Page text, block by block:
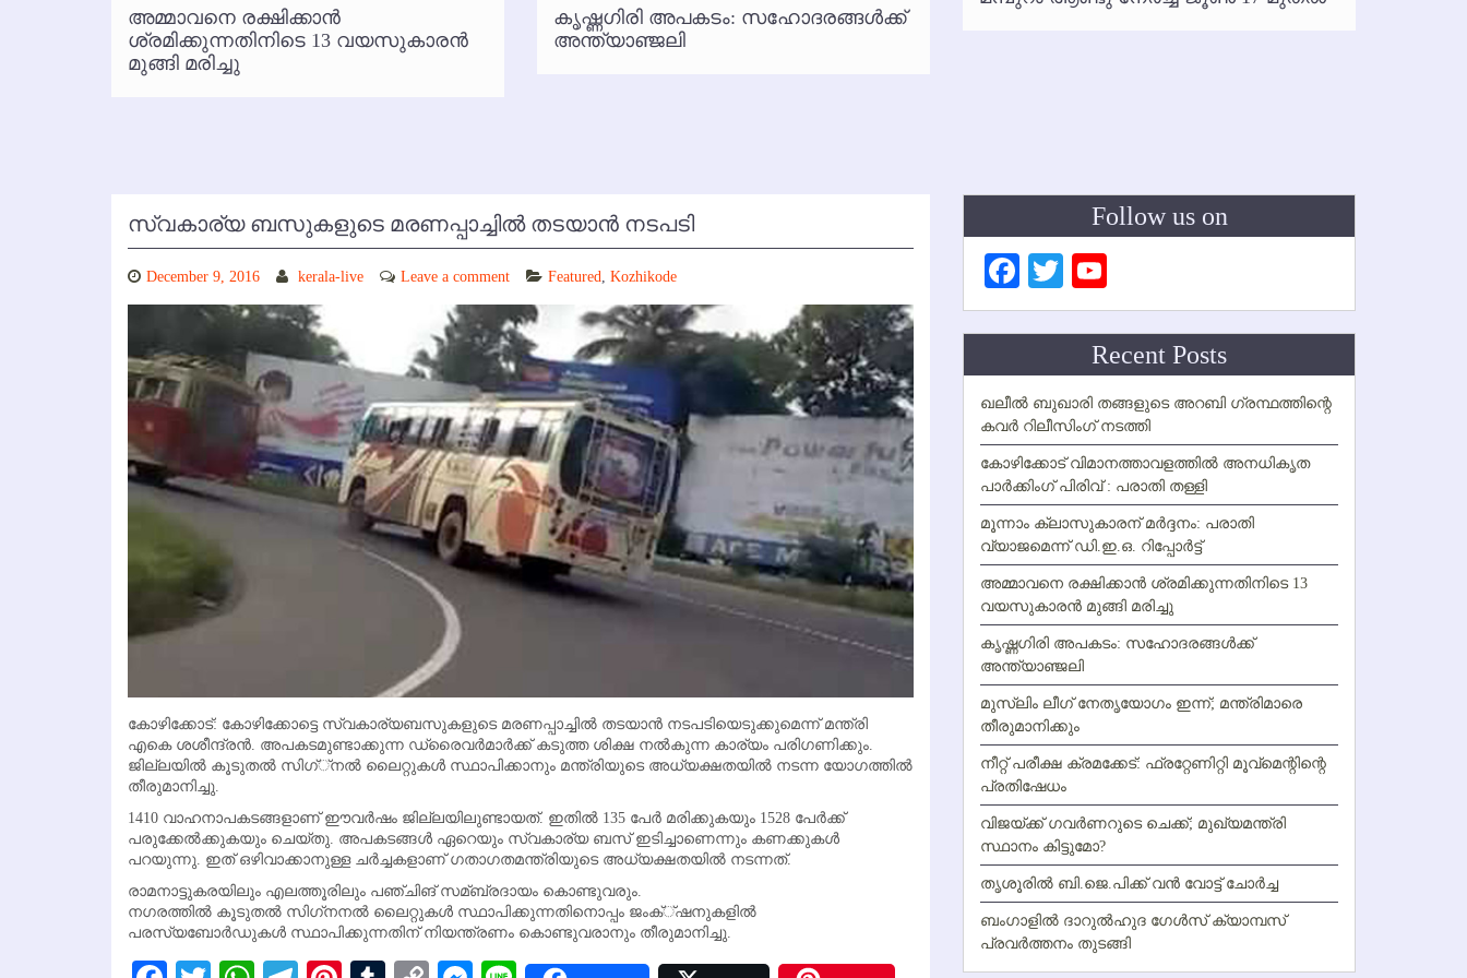
കോഴിക്കോട് വിമാനത്താവളത്തില്‍ അനധികൃത പാര്‍ക്കിംഗ് പിരിവ് : പരാതി തള്ളി
അമ്മാവനെ രക്ഷിക്കാന്‍
ശ്രമിക്കുന്നതിനിടെ 13 വയസുകാരന്‍
മുങ്ങി മരിച്ചു
കൃഷ്ണഗിരി അപകടം: സഹോദരങ്ങള്‍ക്ക്
അന്ത്യാഞ്ജലി
സ്വകാര്യ ബസുകളുടെ മരണപ്പാച്ചില്‍ തടയാന്‍ നടപടി
December 9, 2016 kerala-live Leave a comment Featured, Kozhikode
കോഴിക്കോട്: കോഴിക്കോട്ടെ സ്വകാര്യബസുകളുടെ മരണപ്പാച്ചില്‍ തടയാന്‍ നടപടിയെടുക്കുമെന്ന് മന്ത്രി
എകെ ശശീന്ദ്രന്‍. അപകടമുണ്ടാക്കുന്ന ഡ്രൈവര്‍മാര്‍ക്ക് കടുത്ത ശിക്ഷ നല്‍കുന്ന കാര്യം പരിഗണിക്കും.
ജില്ലയില്‍ കൂടുതല്‍ സിഗ്്‌നല്‍ ലൈറ്റുകള്‍ സ്ഥാപിക്കാനും മന്ത്രിയുടെ അധ്യക്ഷതയില്‍ നടന്ന യോഗത്തില്‍
തീരുമാനിച്ചു.
1410 വാഹനാപകടങ്ങളാണ് ഈവര്‍ഷം ജില്ലയിലുണ്ടായത്. ഇതില്‍ 135 പേര്‍ മരിക്കുകയും 1528 പേര്‍ക്ക്
പരുക്കേല്‍ക്കുകയും ചെയ്തു. അപകടങ്ങള്‍ ഏറെയും സ്വകാര്യ ബസ് ഇടിച്ചാണെന്നും കണക്കുകള്‍
പറയുന്നു. ഇത് ഒഴിവാക്കാനുള്ള ചര്‍ച്ചകളാണ് ഗതാഗതമന്ത്രിയുടെ അധ്യക്ഷതയില്‍ നടന്നത്.
രാമനാട്ടുകരയിലും എലത്തൂരിലും പഞ്ചിങ് സമ്ബ്രദായം കൊണ്ടുവരും.
നഗരത്തില്‍ കൂടുതല്‍ സിഗ്‌നനല്‍ ലൈറ്റുകള്‍ സ്ഥാപിക്കുന്നതിനൊപ്പം ജംക്്ഷനുകളില്‍
പരസ്യബോര്‍ഡുകള്‍ സ്ഥാപിക്കുന്നതിന് നിയന്ത്രണം കൊണ്ടുവരാനും തീരുമാനിച്ചു.
Follow us on
Facebook
Twitter
Channel
Recent Posts
ഖലീല്‍ ബുഖാരി തങ്ങളുടെ അറബി ഗ്രന്ഥത്തിന്റെ
കവര്‍ റിലീസിംഗ് നടത്തി
കോഴിക്കോട് വിമാനത്താവളത്തില്‍ അനധികൃത
പാര്‍ക്കിംഗ് പിരിവ് : പരാതി തള്ളി
മൂന്നാം ക്ലാസുകാരന് മര്‍ദ്ദനം: പരാതി
വ്യാജമെന്ന് ഡി.ഇ.ഒ. റിപ്പോര്‍ട്ട്
അമ്മാവനെ രക്ഷിക്കാന്‍ ശ്രമിക്കുന്നതിനിടെ 13
വയസുകാരന്‍ മുങ്ങി മരിച്ചു
കൃഷ്ണഗിരി അപകടം: സഹോദരങ്ങള്‍ക്ക്
അന്ത്യാഞ്ജലി
മുസ്ലിം ലീഗ് നേതൃയോഗം ഇന്ന്; മന്ത്രിമാരെ
തീരുമാനിക്കും
നീറ്റ് പരീക്ഷ ക്രമക്കേട്: ഫ്രറ്റേണിറ്റി മൂവ്‌മെന്റിന്റെ
പ്രതിഷേധം
വിജയ്ക്ക് ഗവര്‍ണറുടെ ചെക്ക്; മുഖ്യമന്ത്രി
സ്ഥാനം കിട്ടുമോ?
തൃശൂരില്‍ ബി.ജെ.പിക്ക് വന്‍ വോട്ട് ചോര്‍ച്ച
ബംഗാളില്‍ ദാറുല്‍ഹുദ ഗേള്‍സ് ക്യാമ്പസ്
പ്രവര്‍ത്തനം തുടങ്ങി